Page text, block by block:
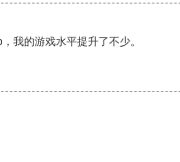
我的游戏水平提升了不少。